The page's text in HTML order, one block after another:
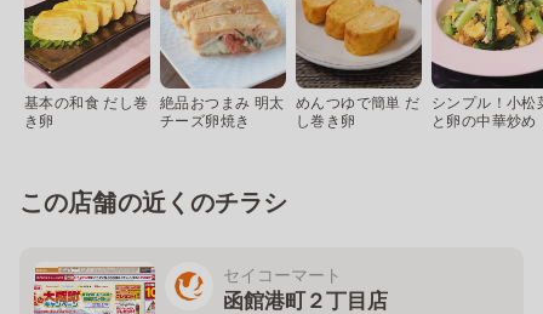
基本の和食 だし巻
き卵
絶品おつまみ 明太
チーズ卵焼き
めんつゆで簡単 だ
し巻き卵
シンプル！小松
と卵の中華炒め
この店舗の近くのチラシ
セイコーマート
函館港町２丁目店